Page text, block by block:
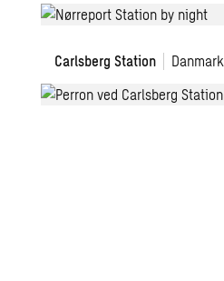
Nørreport
Carlsberg Station
Danmark
Carlsberg